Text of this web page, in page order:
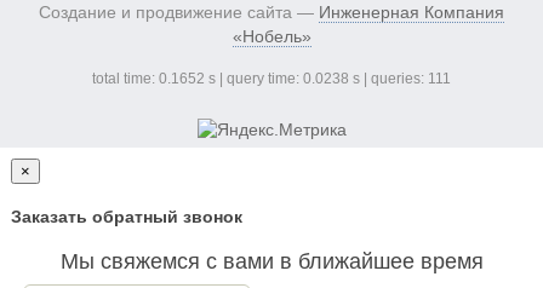
Создание и продвижение сайта — Инженерная Компания
«Нобель»
total time: 0.1652 s | query time: 0.0238 s | queries: 111
×
Заказать обратный звонок
Мы свяжемся с вами в ближайшее время